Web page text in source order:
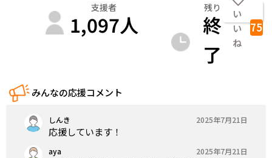
支援者
1,097人
残り
終
了
い
い
ね
75
みんなの応援コメント
しんき 2025年7月21日
応援しています！
aya 2025年7月21日